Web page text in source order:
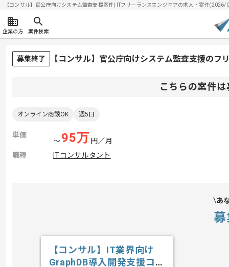
【コンサル】官公庁向けシステム監査支援案件| ITフリーランスエンジニアの求人・案件
企業の方 案件検索
募集終了 【コンサル】官公庁向けシステム監査支援のフ
こちらの案件
オンライン商談OK 週5日
単価
〜95万 円／月
職種
ITコンサルタント
あ
【コンサル】IT業界向け
GraphDB導入開発支援コン